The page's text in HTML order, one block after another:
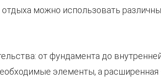
можно использовать
от фундамента до
элементы, а